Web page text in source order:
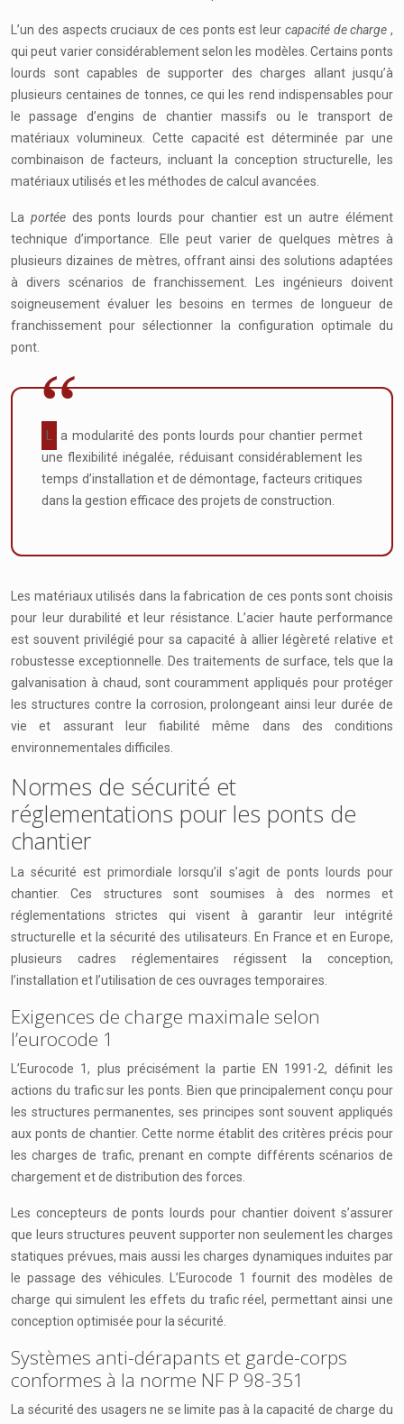
L’un des aspects cruciaux de ces ponts est leur capacité de charge ,
qui peut varier considérablement selon les modèles. Certains ponts
lourds sont capables de supporter des charges allant jusqu’à
plusieurs centaines de tonnes, ce qui les rend indispensables pour
le passage d’engins de chantier massifs ou le transport de
matériaux volumineux. Cette capacité est déterminée par une
combinaison de facteurs, incluant la conception structurelle, les
matériaux utilisés et les méthodes de calcul avancées.
La portée des ponts lourds pour chantier est un autre élément
technique d’importance. Elle peut varier de quelques mètres à
plusieurs dizaines de mètres, offrant ainsi des solutions adaptées
à divers scénarios de franchissement. Les ingénieurs doivent
soigneusement évaluer les besoins en termes de longueur de
franchissement pour sélectionner la configuration optimale du
pont.
une flexibilité inégalée, réduisant considérablement les
temps d’installation et de démontage, facteurs critiques
dans la gestion efficace des projets de construction.
Les matériaux utilisés dans la fabrication de ces ponts sont choisis
pour leur durabilité et leur résistance. L’acier haute performance
est souvent privilégié pour sa capacité à allier légèreté relative et
robustesse exceptionnelle. Des traitements de surface, tels que la
galvanisation à chaud, sont couramment appliqués pour protéger
les structures contre la corrosion, prolongeant ainsi leur durée de
vie et assurant leur fiabilité même dans des conditions
environnementales difficiles.
Normes de sécurité et
réglementations pour les ponts de
chantier
La sécurité est primordiale lorsqu’il s’agit de ponts lourds pour
chantier. Ces structures sont soumises à des normes et
réglementations strictes qui visent à garantir leur intégrité
structurelle et la sécurité des utilisateurs. En France et en Europe,
plusieurs cadres réglementaires régissent la conception,
l’installation et l’utilisation de ces ouvrages temporaires.
Exigences de charge maximale selon
l’eurocode 1
L’Eurocode 1, plus précisément la partie EN 1991-2, définit les
actions du trafic sur les ponts. Bien que principalement conçu pour
les structures permanentes, ses principes sont souvent appliqués
aux ponts de chantier. Cette norme établit des critères précis pour
les charges de trafic, prenant en compte différents scénarios de
chargement et de distribution des forces.
Les concepteurs de ponts lourds pour chantier doivent s’assurer
que leurs structures peuvent supporter non seulement les charges
statiques prévues, mais aussi les charges dynamiques induites par
le passage des véhicules. L’Eurocode 1 fournit des modèles de
charge qui simulent les effets du trafic réel, permettant ainsi une
conception optimisée pour la sécurité.
Systèmes anti-dérapants et garde-corps
conformes à la norme NF P 98-351
La sécurité des usagers ne se limite pas à la capacité de charge du